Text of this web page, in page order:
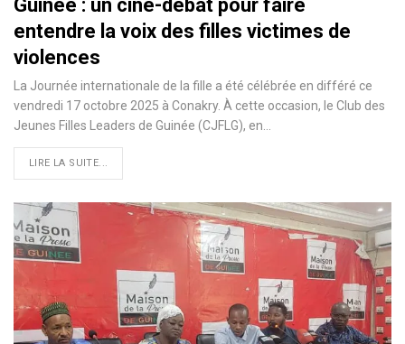
Guinée : un ciné-débat pour faire
entendre la voix des filles victimes de
violences
La Journée internationale de la fille a été célébrée en différé ce
vendredi 17 octobre 2025 à Conakry. À cette occasion, le Club des
Jeunes Filles Leaders de Guinée (CJFLG), en…
LIRE LA SUITE...